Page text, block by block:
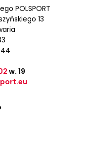
POLSPORT
13
w. 19